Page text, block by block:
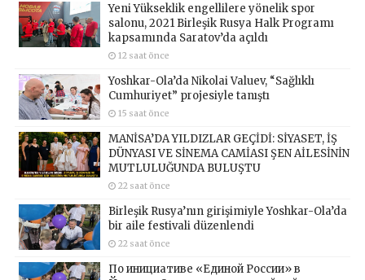
Yeni Yükseklik engellilere yönelik spor
salonu, 2021 Birleşik Rusya Halk Programı
kapsamında Saratov’da açıldı
12 saat önce
Yoshkar-Ola’da Nikolai Valuev, “Sağlıklı
Cumhuriyet” projesiyle tanıştı
15 saat önce
MANİSA’DA YILDIZLAR GEÇİDİ: SİYASET, İŞ
DÜNYASI VE SİNEMA CAMİASI ŞEN AİLESİNİN
MUTLULUĞUNDA BULUŞTU
22 saat önce
Birleşik Rusya’nın girişimiyle Yoshkar-Ola’da
bir aile festivali düzenlendi
22 saat önce
По инициативе «Единой России» в